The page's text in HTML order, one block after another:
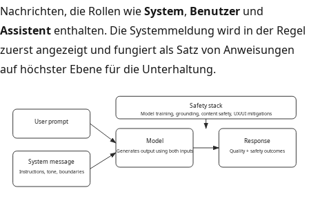
Nachrichten, die Rollen wieSystem, Benutzer und
Assistententhalten. Die Systemmeldung wird in der Regel
zuerst angezeigt und fungiert als Satz von Anweisungen
auf höchster Ebene für die Unterhaltung.